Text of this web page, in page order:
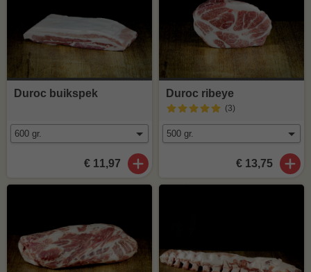
Duroc buikspek
€ 11,97
Duroc ribeye
(3)
€ 13,75